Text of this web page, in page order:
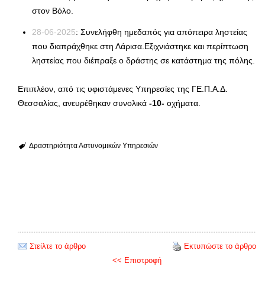
στον Βόλο.
28-06-2025: Συνελήφθη ημεδαπός για απόπειρα ληστείας
που διαπράχθηκε στη Λάρισα.Εξιχνιάστηκε και περίπτωση
ληστείας που διέπραξε ο δράστης σε κατάστημα της πόλης.
Επιπλέον, από τις υφιστάμενες Υπηρεσίες της ΓΕ.Π.Α.Δ.
Θεσσαλίας, ανευρέθηκαν συνολικά -10- οχήματα.
Δραστηριότητα Αστυνομικών Υπηρεσιών
Στείλτε το άρθρο
Εκτυπώστε το άρθρο
<< Επιστροφή